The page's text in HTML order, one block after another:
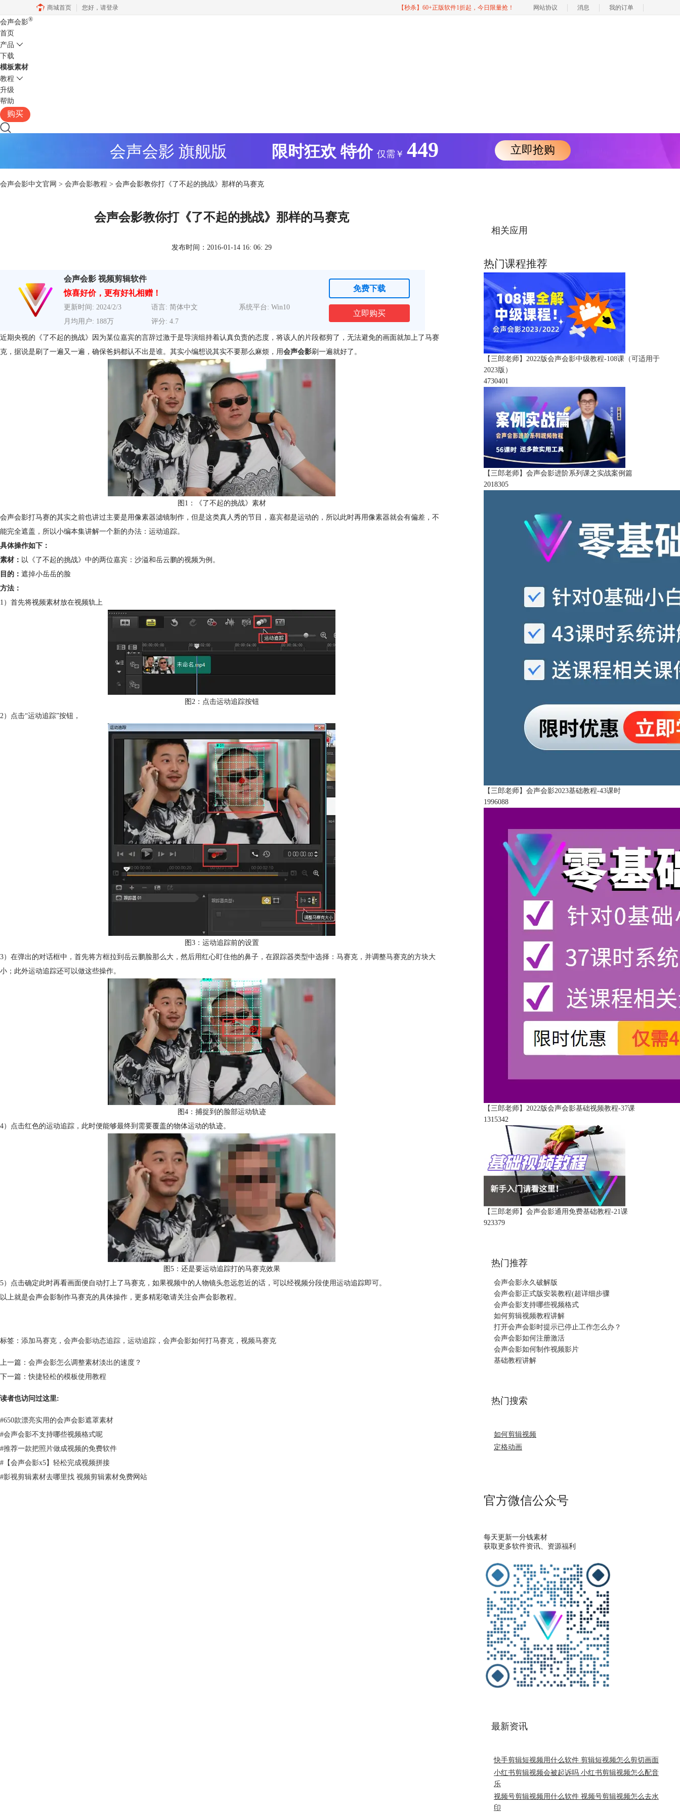
商城首页 您好， 请登录 【秒杀】60+正版软件1折起，今日限量抢！ 网站协议 消息 我的订单
会声会影®
首页
产品
下载
模板素材
教程
升级
帮助
购买
会声会影 旗舰版 限时狂欢 特价 仅需￥ 449 立即抢购
会声会影中文官网 > 会声会影教程 > 会声会影教你打《了不起的挑战》那样的马赛克
会声会影教你打《了不起的挑战》那样的马赛克
发布时间：2016-01-14 16: 06: 29
会声会影 视频剪辑软件
惊喜好价，更有好礼相赠！
更新时间: 2024/2/3 语言: 简体中文
系统平台: Win10
月均用户: 188万
评分: 4.7
免费下载
立即购买
近期央视的《了不起的挑战》因为某位嘉宾的言辞过激于是导演组持着认真负责的态度，将该人的片段都剪了，无法避免的画面就加上了马赛
克，据说是刷了一遍又一遍，确保爸妈都认不出是谁。其实小编想说其实不要那么麻烦，用会声会影刷一遍就好了。
图1：《了不起的挑战》素材
会声会影打马赛的其实之前也讲过主要是用像素器滤镜制作，但是这类真人秀的节目，嘉宾都是运动的，所以此时再用像素器就会有偏差，不
能完全遮盖，所以小编本集讲解一个新的办法：运动追踪。
具体操作如下：
素材： 以《了不起的挑战》中的两位嘉宾：沙溢和岳云鹏的视频为例。
目的： 遮掉小岳岳的脸
方法：
1）首先将视频素材放在视频轨上
图2：点击运动追踪按钮
2）点击“运动追踪”按钮，
图3：运动追踪前的设置
3）在弹出的对话框中，首先将方框拉到岳云鹏脸那么大，然后用红心盯住他的鼻子，在跟踪器类型中选择：马赛克，并调整马赛克的方块大
小；此外运动追踪还可以做这些操作。
图4：捕捉到的脸部运动轨迹
4）点击红色的运动追踪，此时便能够最终到需要覆盖的物体运动的轨迹。
图5：还是要运动追踪打的马赛克效果
5）点击确定此时再看画面便自动打上了马赛克，如果视频中的人物镜头忽远忽近的话，可以经视频分段使用运动追踪即可。
以上就是会声会影制作马赛克的具体操作，更多精彩敬请关注会声会影教程。
标签： 添加马赛克 ， 会声会影动态追踪 ， 运动追踪 ， 会声会影如何打马赛克 ， 视频马赛克
上一篇： 会声会影怎么调整素材淡出的速度？
下一篇：快捷轻松的模板使用教程
读者也访问过这里:
#650款漂亮实用的会声会影遮罩素材
#会声会影不支持哪些视频格式呢
#推荐一款把照片做成视频的免费软件
# 【会声会影x5】轻松完成视频拼接
#影视剪辑素材去哪里找 视频剪辑素材免费网站
相关应用
热门课程推荐
【三郎老师】2022版会声会影中级教程-108课（可适用于
2023版）
4730401
【三郎老师】会声会影进阶系列课之实战案例篇
2018305
【三郎老师】会声会影2023基础教程-43课时
1996088
【三郎老师】2022版会声会影基础视频教程-37课
1315342
【三郎老师】会声会影通用免费基础教程-21课
923379
热门推荐
会声会影永久破解版
会声会影正式版安装教程(超详细步骤
会声会影支持哪些视频格式
如何剪辑视频教程讲解
打开会声会影时提示已停止工作怎么办？
会声会影如何注册激活
会声会影如何制作视频影片
基础教程讲解
热门搜索
如何剪辑视频
定格动画
官方微信公众号
每天更新一分钱素材
获取更多软件资讯、资源福利
最新资讯
快手剪辑短视频用什么软件 剪辑短视频怎么剪切画面
小红书剪辑视频会被起诉吗 小红书剪辑视频怎么配音
乐
视频号剪辑视频用什么软件 视频号剪辑视频怎么去水
印